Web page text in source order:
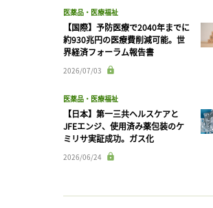
医薬品・医療福祉
【国際】予防医療で2040年までに
約930兆円の医療費削減可能。世
界経済フォーラム報告書
2026/07/03
医薬品・医療福祉
【日本】第一三共ヘルスケアと
JFEエンジ、使用済み薬包装のケ
ミリサ実証成功。ガス化
2026/06/24